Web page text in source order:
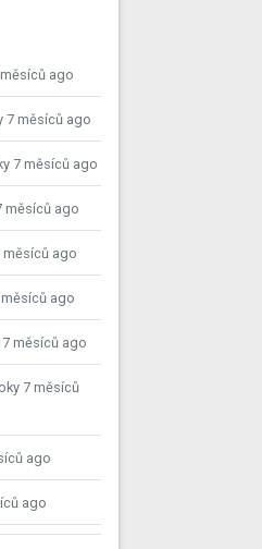
ago
7 měsíců ago
7 měsíců ago
měsíců ago
měsíců ago
ago
7 měsíců ago
7 měsíců
ago
ago